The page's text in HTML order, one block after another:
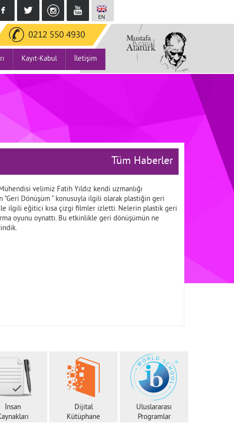
Kayıt-Kabul İletişim
Tüm Haberler
velimiz Fatih Yıldız kendi uzmanlığı
"Geri Dönüşüm " konusuyla ilgili olarak plastiğin geri
ilgili eğitici kısa çizgi filmler izletti. Nelerin plastik geri
oyunu oynattı. Bu etkinlikle geri dönüşümün ne
İnsan
Dijital
Kütüphane
Uluslararası
Programlar